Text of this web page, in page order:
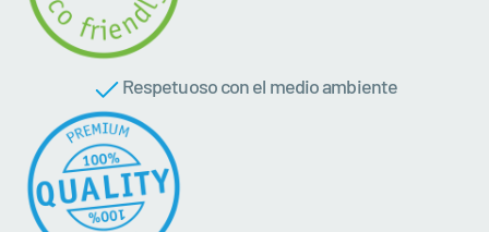
Respetuoso con el medio ambiente